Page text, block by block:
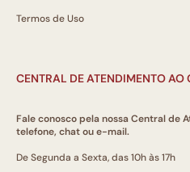
Termos de Uso
CENTRAL DE ATENDIMENTO AO
Fale conosco pela nossa Central de
telefone, chat ou e-mail.
De Segunda a Sexta, das 10h às 17h